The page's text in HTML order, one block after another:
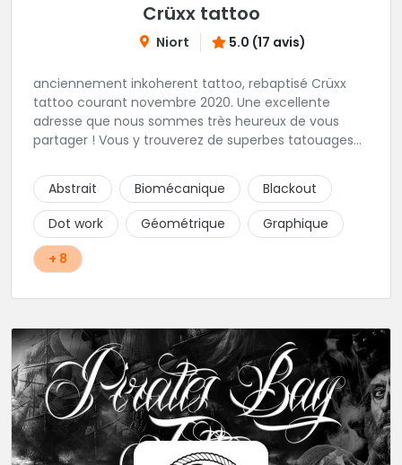
Crüxx tattoo
Niort 5.0 (17 avis)
anciennement inkoherent tattoo, rebaptisé Crüxx
tattoo courant novembre 2020. Une excellente
adresse que nous sommes très heureux de vous
partager ! Vous y trouverez de superbes tatouages
Dotwork, LineWork, Biomecanique, Watercolor, Trash
Polka, Géométrique, Old School, Réalistes...
Abstrait Biomécanique
Blackout
Dot work
Géométrique
Graphique
+ 8